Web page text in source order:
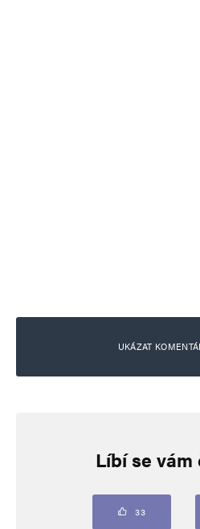
UKÁZAT
12. 2. 2026 (9:00)
Líbí se vám
33